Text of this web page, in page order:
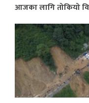
आजका लागि तोकियो